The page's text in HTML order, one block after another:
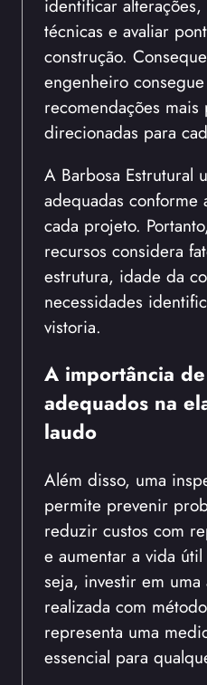
técnicas e avaliar
construção.
engenheiro
recomendações mais
direcionadas para
A Barbosa Estrutural
adequadas conforme
cada projeto.
recursos considera
estrutura, idade da
necessidades
vistoria.
A importância
adequados na
laudo
Além disso, uma
permite prevenir
reduzir custos com
e aumentar a vida
seja, investir em uma
realizada com
representa uma
essencial para